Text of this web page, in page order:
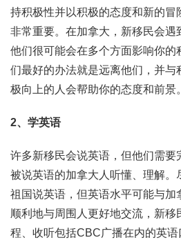
持积极性并以积极的态度和新的冒
非常重要。在加拿大，新移民会遇
他们很可能会在多个方面影响你的
们最好的办法就是远离他们，并与
极向上的人会帮助你的态度和前景。
2、学英语
许多新移民会说英语，但他们需要
被说英语的加拿大人听懂、理解。
祖国说英语，但英语水平可能与加
顺利地与周围人更好地交流，新移
程、收听包括CBC广播在内的英